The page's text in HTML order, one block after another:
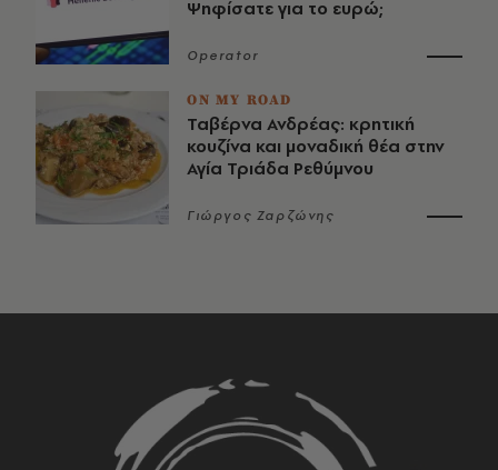
Ψηφίσατε για το ευρώ;
Operator
ON MY ROAD
Ταβέρνα Ανδρέας: κρητική
κουζίνα και μοναδική θέα στην
Αγία Τριάδα Ρεθύμνου
Γιώργος Ζαρζώνης